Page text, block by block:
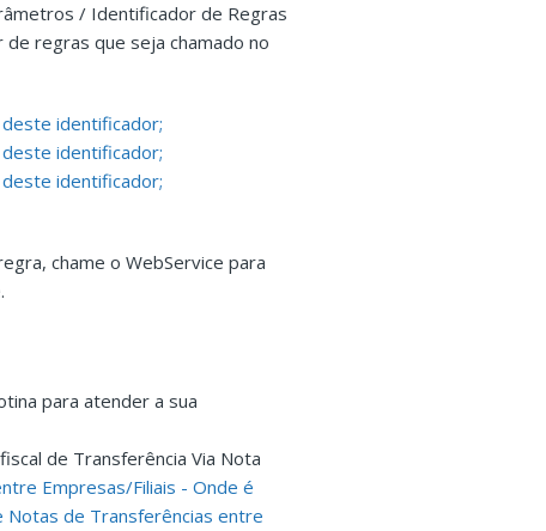
/ Identificador de Regras
regras que seja chamado no
deste identificador;
deste identificador;
deste identificador;
chame o WebService para
para atender a sua
de Transferência Via Nota
Empresas/Filiais - Onde é
de Transferências entre